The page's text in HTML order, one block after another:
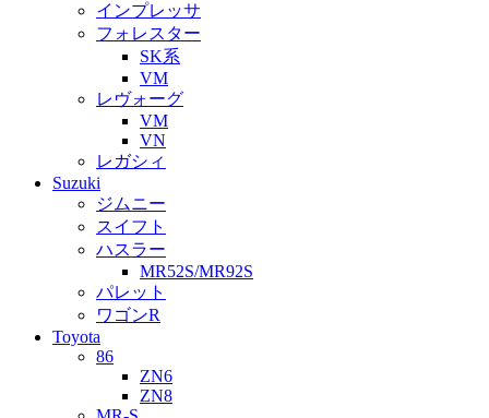
インプレッサ
フォレスター
SK系
VM
レヴォーグ
VM
VN
レガシィ
Suzuki
ジムニー
スイフト
ハスラー
MR52S/MR92S
パレット
ワゴンR
Toyota
86
ZN6
ZN8